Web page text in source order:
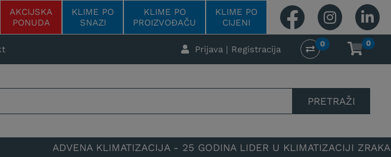
AKCIJSKA
PONUDA
KLIME PO
SNAZI
KLIME PO
PROIZVOĐAČU
KLIME PO
CIJENI
Prijava | Registracija
0 0
PRETRAŽI
KLIMATIZACIJA - 25 GODINA LIDER U KLIMATIZACIJI ZRAKA -